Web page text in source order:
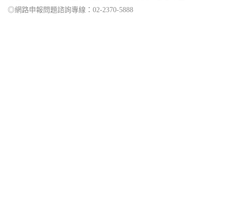
◎網路申報問題諮詢專線：02-2370-5888